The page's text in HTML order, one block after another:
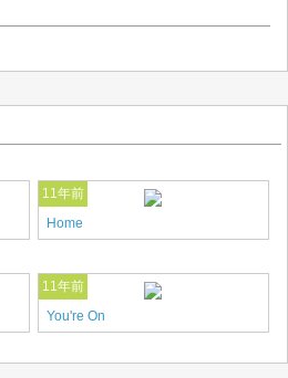
11年前
Home
11年前
You're On